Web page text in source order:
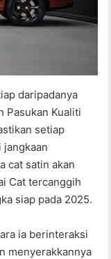
daripadanya
Pasukan Kualiti
setiap
jangkaan
cat satin akan
Cat tercanggih
siap pada 2025.
ia berinteraksi
menyerakkannya